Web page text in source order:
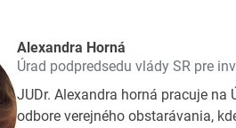
Alexandra Horná
Úrad podpredsedu vlády SR pre
JUDr. Alexandra horná pracuje
odbore verejného obstarávania,